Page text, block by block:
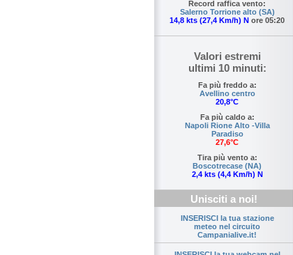
Record raffica vento:
Salerno Torrione alto (SA)
14,8 kts (27,4 Km/h) N ore 05:20
Valori estremi
ultimi 10 minuti:
Fa più freddo a:
Avellino centro
20,8°C
Fa più caldo a:
Napoli Rione Alto -Villa
Paradiso
27,6°C
Tira più vento a:
Boscotrecase (NA)
2,4 kts (4,4 Km/h) N
Unisciti a noi!
INSERISCI la tua stazione
meteo nel circuito
Campanialive.it!